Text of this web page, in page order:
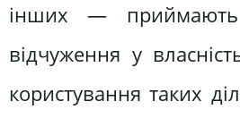
інших —
відчуження у
користування таких